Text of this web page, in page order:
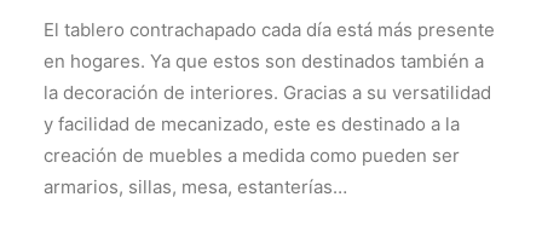
El tablero contrachapado cada día está más presente
en hogares. Ya que estos son destinados también a
la decoración de interiores. Gracias a su versatilidad
y facilidad de mecanizado, este es destinado a la
creación de muebles a medida como pueden ser
armarios, sillas, mesa, estanterías…